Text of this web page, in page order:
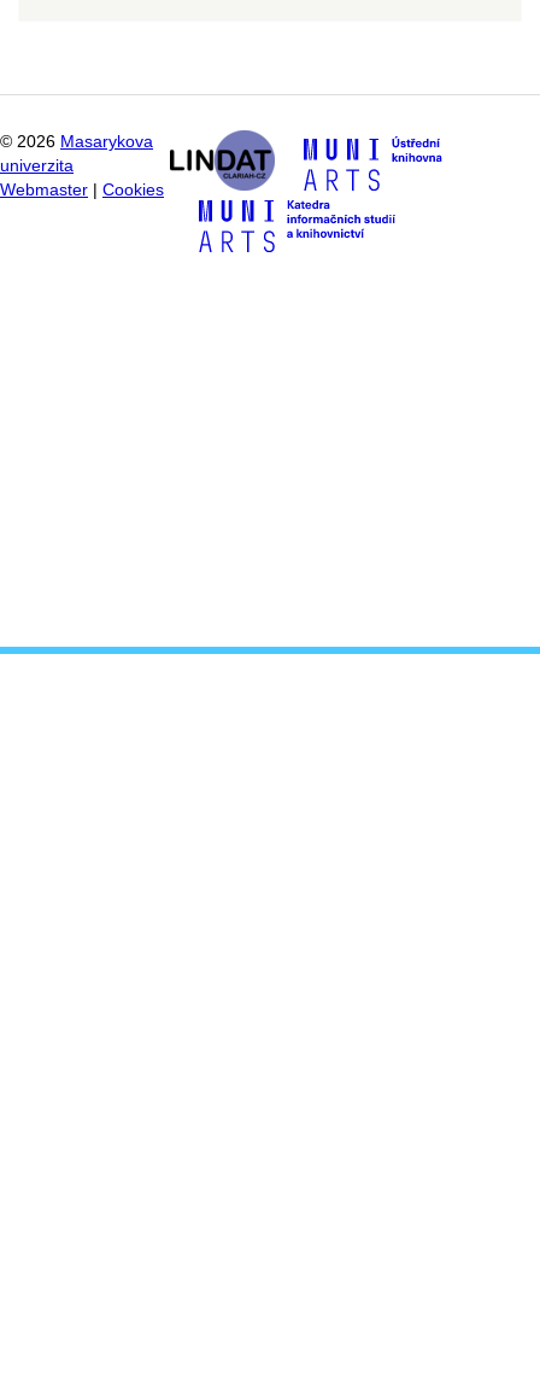
© 2026 Masarykova
univerzita
Webmaster
Cookies